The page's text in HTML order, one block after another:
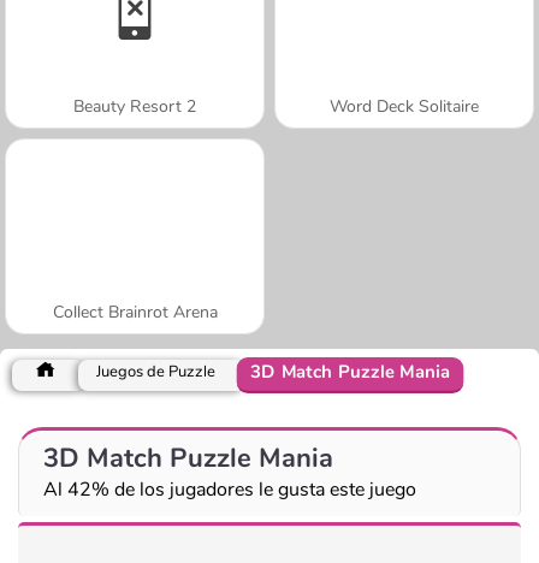
Beauty Resort 2 Word Deck Solitaire
Collect Brainrot Arena
Juegos de Puzzle 3D Match Puzzle Mania
3D Match Puzzle Mania
Al 42% de los jugadores le gusta este juego